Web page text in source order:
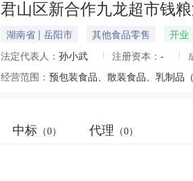
君山区新合作九龙超市钱
湖南省 | 岳阳市 其他食品零售
开业
法定代表人： 孙小武 注册资本： -
经营范围：
中标 （0） 代理 （0）